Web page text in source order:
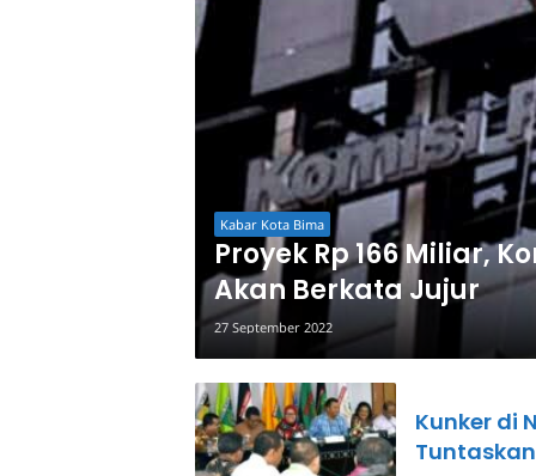
Kabar Kota Bima
Proyek Rp 166 Miliar,
Akan Berkata Jujur
27 September 2022
Kunker di